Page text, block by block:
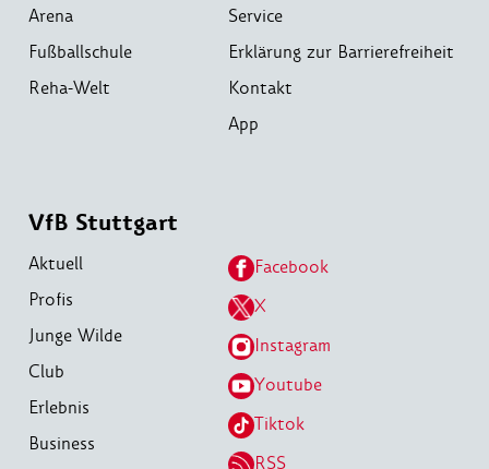
Arena
Fußballschule
Reha-Welt
Service
Erklärung zur Barrierefreiheit
Kontakt
App
VfB Stuttgart
Aktuell
Profis
Junge Wilde
Club
Erlebnis
Business
Facebook
X
Instagram
Youtube
Tiktok
RSS